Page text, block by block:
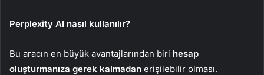
Perplexity AI nasıl kullanılır?
Bu aracın en büyük avantajlarından biri hesap
oluşturmanıza gerek kalmadan erişilebilir olması.